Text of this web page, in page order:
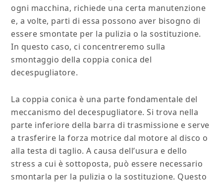
ogni macchina, richiede una certa manutenzione
e, a volte, parti di essa possono aver bisogno di
essere smontate per la pulizia o la sostituzione.
In questo caso, ci concentreremo sulla
smontaggio della coppia conica del
decespugliatore.
La coppia conica è una parte fondamentale del
meccanismo del decespugliatore. Si trova nella
parte inferiore della barra di trasmissione e serve
a trasferire la forza motrice dal motore al disco o
alla testa di taglio. A causa dell’usura e dello
stress a cui è sottoposta, può essere necessario
smontarla per la pulizia o la sostituzione. Questo